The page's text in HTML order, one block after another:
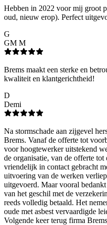
Hebben in 2022 voor mij groot
oud, nieuw erop). Perfect
G
GM M
Brems maakt een sterke en
kwaliteit en klantgerichtheid!
D
Demi
Na stormschade aan zijgevel
Brems. Vanaf de offerte tot
voor hoogtewerker uitstekend
de organisatie, van de offerte tot
vriendelijk in contact gebracht
uitvoering van de werken
uitgevoerd. Maar vooral
van het geschil met de
reeds volledig betaald. Het
oude met asbest vervaardigde
Volgende keer terug firma